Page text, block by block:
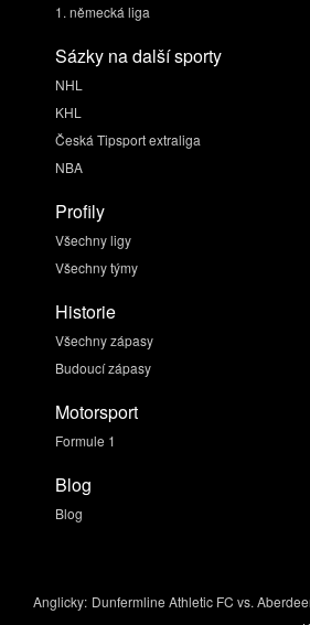
1. německá liga
Sázky na další sporty
NHL
KHL
Česká Tipsport extraliga
NBA
Profily
Všechny ligy
Všechny týmy
Historie
Všechny zápasy
Budoucí zápasy
Motorsport
Formule 1
Blog
Blog
Anglicky: Dunfermline Athletic FC vs.